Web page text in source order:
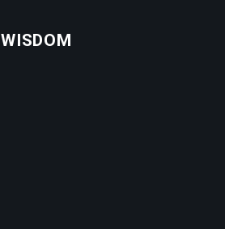
WISDOM